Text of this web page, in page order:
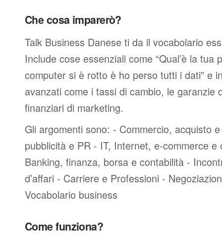
Che cosa imparerò?
Talk Business Danese ti da il vocabolario
Include cose essenziali come “Qual’è la tua
computer si è rotto è ho perso tutti i dati” e
avanzati come i tassi di cambio, le garanzie
finanziari di marketing.
Gli argomenti sono: - Commercio, acquisto
pubblicità e PR - IT, Internet, e-commerce e
Banking, finanza, borsa e contabilità -
d’affari - Carriere e Professioni -
Vocabolario business
Come funziona?